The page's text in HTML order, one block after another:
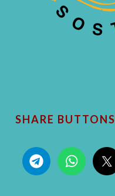
SHARE BUTTONS